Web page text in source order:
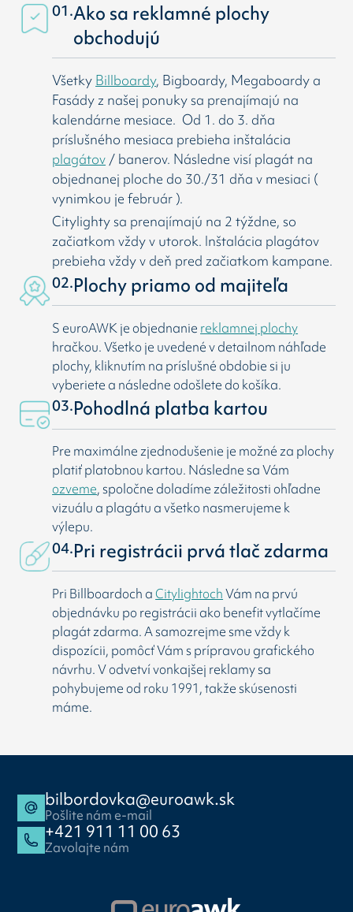
01.Ako sa reklamné plochy
obchodujú
Všetky Billboardy, Bigboardy, Megaboardy a
Fasády z našej ponuky sa prenajímajú na
kalendárne mesiace. Od 1. do 3. dňa
príslušného mesiaca prebieha inštalácia
plagátov / banerov. Následne visí plagát na
objednanej ploche do 30./31 dňa v mesiaci (
vynimkou je február ).
Citylighty sa prenajímajú na 2 týždne, so
začiatkom vždy v utorok. Inštalácia plagátov
prebieha vždy v deň pred začiatkom kampane.
02.Plochy priamo od majiteľa
S euroAWK je objednanie reklamnej plochy
hračkou. Všetko je uvedené v detailnom náhľade
plochy, kliknutím na príslušné obdobie si ju
vyberiete a následne odošlete do košíka.
03.Pohodlná platba kartou
Pre maximálne zjednodušenie je možné za plochy
platiť platobnou kartou. Následne sa Vám
ozveme, spoločne doladíme záležitosti ohľadne
vizuálu a plagátu a všetko nasmerujeme k
výlepu.
04.Pri registrácii prvá tlač zdarma
Pri Billboardoch aCitylightochVám na prvú
objednávku po registrácii ako benefit vytlačíme
plagát zdarma. A samozrejme sme vždy k
dispozícii, pomôcť Vám s prípravou grafického
návrhu. V odvetví vonkajšej reklamy sa
pohybujeme od roku 1991, takže skúsenosti
máme.
bilbordovka@euroawk.sk
Pošlite nám e-mail
+421 911 11 00 63
Zavolajte nám